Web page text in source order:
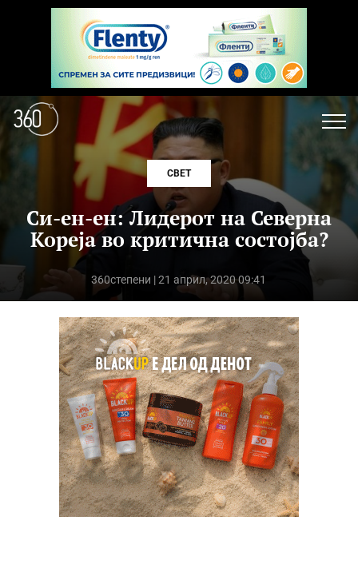
СВЕТ
Си-ен-ен: Лидерот на Северна
Кореја во критична состојба?
360степени | 21 април, 2020 09:41